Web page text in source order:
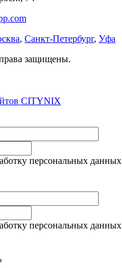
, Санкт-Петербург, Уфа
защищены.
CITYNIX
персональных данных
персональных данных